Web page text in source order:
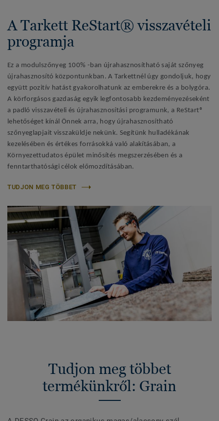
A Tarkett ReStart® visszavételi
programja
Ez a modulszőnyeg 100% -ban újrahasznosítható saját szőnyeg
újrahasznosító központunkban. A Tarkettnél úgy gondoljuk, hogy
együtt pozitív hatást gyakorolhatunk az emberekre és a bolygóra.
A körforgásos gazdaság egyik legfontosabb kezdeményezéseként
a padló visszavételi és újrahasznosítási programunk, a ReStart®
lehetőséget kínál Önnek arra, hogy újrahasznosítható
szőnyeglapjait visszaküldje nekünk. Segítünk hulladékának
kezelésében és értékes forrásokká való alakításában, a
Környezettudatos épület minősítés megszerzésében és a
fenntarthatósági célok előmozdításában.
TUDJON MEG TÖBBET
Tudjon meg többet
termékünkről: Grain